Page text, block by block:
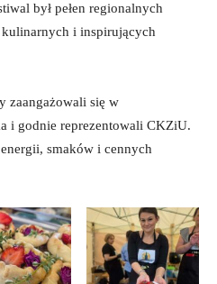
był pełen regionalnych
i inspirujących
zaangażowali się w
i godnie reprezentowali CKZiU.
smaków i cennych